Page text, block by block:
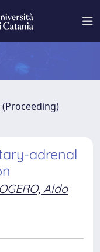
adrenal
Aldo